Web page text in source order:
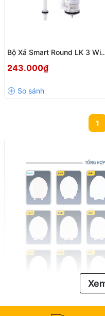
Bộ Xả Smart Round LK 3 Win
Xả Nước Êm Ái, Tiết Kiệm Cho
243.000₫
1